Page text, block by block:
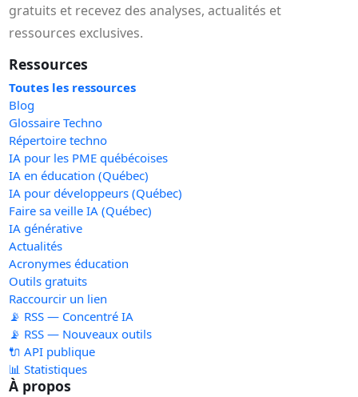
gratuits et recevez des analyses, actualités et
ressources exclusives.
Ressources
Toutes les ressources
Blog
Glossaire Techno
Répertoire techno
IA pour les PME québécoises
IA en éducation (Québec)
IA pour développeurs (Québec)
Faire sa veille IA (Québec)
IA générative
Actualités
Acronymes éducation
Outils gratuits
Raccourcir un lien
📡 RSS — Concentré IA
📡 RSS — Nouveaux outils
🔌 API publique
📊 Statistiques
À propos